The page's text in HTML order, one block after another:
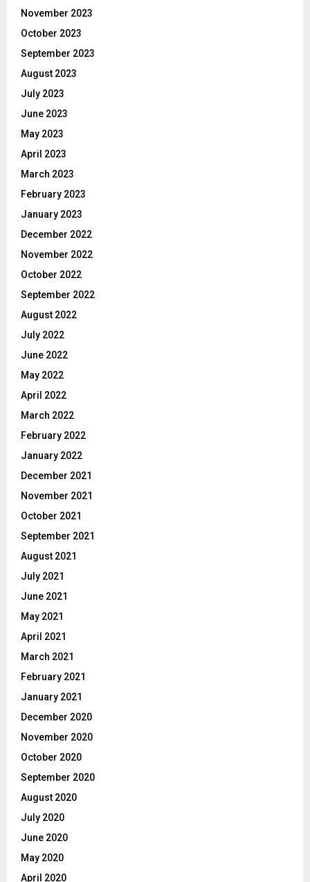
November 2023
October 2023
September 2023
August 2023
July 2023
June 2023
May 2023
April 2023
March 2023
February 2023
January 2023
December 2022
November 2022
October 2022
September 2022
August 2022
July 2022
June 2022
May 2022
April 2022
March 2022
February 2022
January 2022
December 2021
November 2021
October 2021
September 2021
August 2021
July 2021
June 2021
May 2021
April 2021
March 2021
February 2021
January 2021
December 2020
November 2020
October 2020
September 2020
August 2020
July 2020
June 2020
May 2020
April 2020